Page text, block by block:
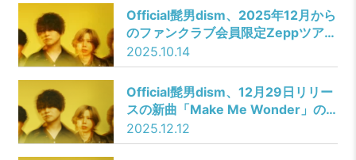
Official髭男dism、2025年12月から
のファンクラブ会員限定Zeppツアー
に加え、2026年4月より全国ツアー
の開催決定！ファンクラブW会員先
行受付中！
2025.10.14
Official髭男dism、12月29日リリー
スの新曲「Make Me Wonder」の
一部が聴けるTVアニメ『ダーウィン
事変』本予告が公開！
2025.12.12